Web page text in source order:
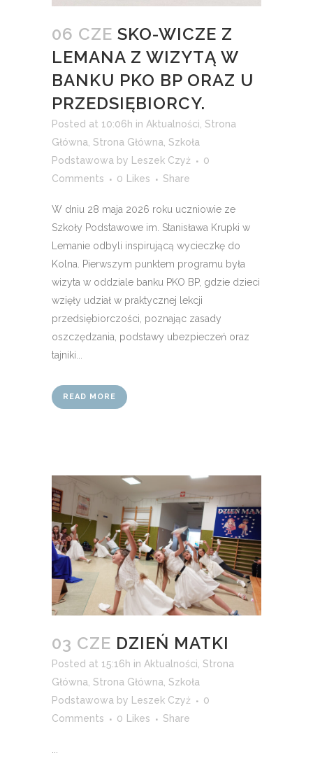
06 CZE SKO-WICZE Z
LEMANA Z WIZYTĄ W
BANKU PKO BP ORAZ U
PRZEDSIĘBIORCY.
Posted at 10:06h in Aktualności Strona
Główna Strona Główna Szkoła
Podstawowa by Leszek Czyż
0
Comments
0 Likes Share
W dniu 28 maja 2026 roku uczniowie ze
Szkoły Podstawowe im. Stanisława Krupki w
Lemanie odbyli inspirującą wycieczkę do
Kolna. Pierwszym punktem programu była
wizyta w oddziale banku PKO BP, gdzie dzieci
wzięły udział w praktycznej lekcji
przedsiębiorczości, poznając zasady
oszczędzania, podstawy ubezpieczeń oraz
tajniki...
READ MORE
03 CZE DZIEŃ MATKI
Posted at 15:16h in Aktualności Strona
Główna Strona Główna Szkoła
Podstawowa by Leszek Czyż
0
Comments
0 Likes Share